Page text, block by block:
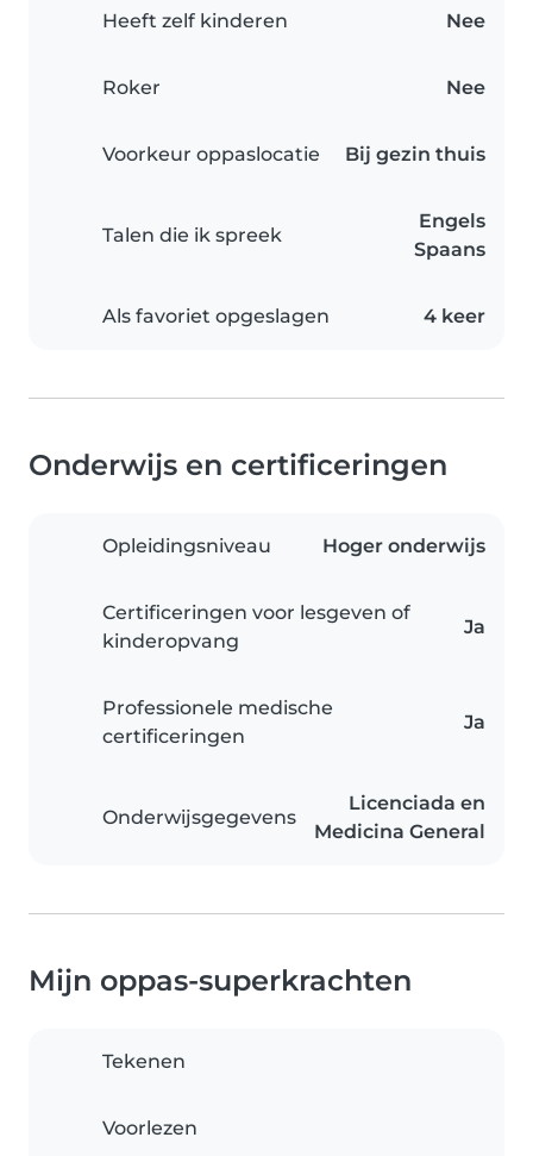
Heeft zelf kinderen Nee
Roker Nee
Voorkeur oppaslocatie Bij gezin thuis
Talen die ik spreek
Engels
Spaans
Als favoriet opgeslagen 4 keer
Onderwijs en certificeringen
Opleidingsniveau Hoger onderwijs
Certificeringen voor lesgeven of
kinderopvang
Ja
Professionele medische
certificeringen
Ja
Onderwijsgegevens
Licenciada en
Medicina General
Mijn oppas-superkrachten
Tekenen
Voorlezen